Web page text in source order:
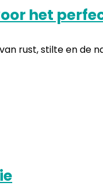
het
rust, stilte en de